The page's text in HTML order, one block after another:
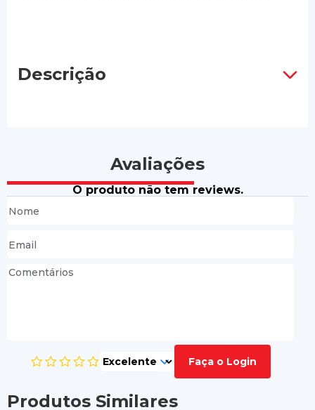
Descrição
Avaliações
O produto não tem reviews.
Faça o Login
Produtos Similares